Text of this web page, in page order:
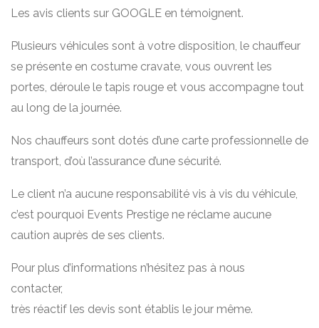
Les avis clients sur GOOGLE en témoignent.
Plusieurs véhicules sont à votre disposition, le chauffeur
se présente en costume cravate, vous ouvrent les
portes, déroule le tapis rouge et vous accompagne tout
au long de la journée.
Nos chauffeurs sont dotés d’une carte professionnelle de
transport, d’où l’assurance d’une sécurité.
Le client n’a aucune responsabilité vis à vis du véhicule,
c’est pourquoi Events Prestige ne réclame aucune
caution auprès de ses clients.
Pour plus d’informations n’hésitez pas à nous
contacter,
très réactif les devis sont établis le jour même.